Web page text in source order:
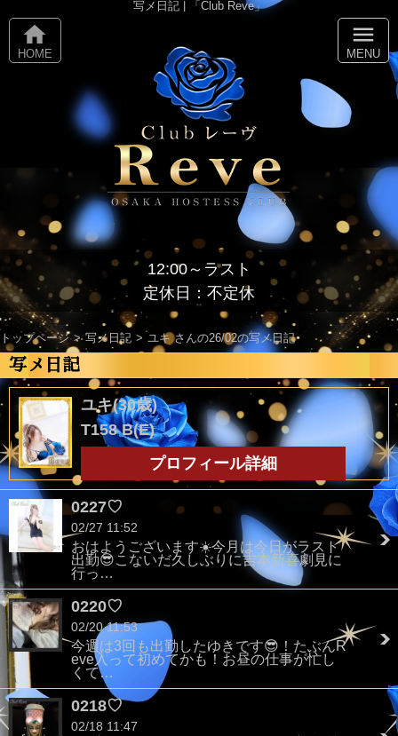
写メ日記 | 「Club Reve」
12:00～ラスト
定休日：不定休
home
HOME
menu
MENU
トップページ 写メ日記 ユキ さんの26/02の写メ日記
写メ日記
ユキ(30歳)
T158 B(E)
プロフィール詳細
0227♡
02/27 11:52
おはようございます☀️今月は今日がラスト
出勤😎こないだ久しぶりに吉本新喜劇見に
行っ…
0220♡
02/20 11:53
今週は3回も出勤したゆきです😎！たぶんR
eve入って初めてかも！お昼の仕事が忙し
くて…
0218♡
02/18 11:47